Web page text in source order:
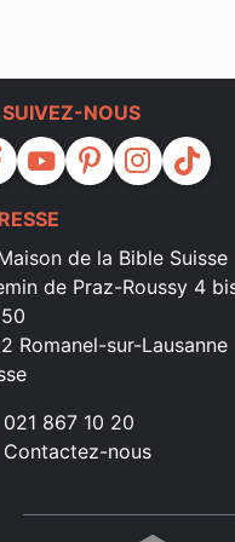
SUIVEZ-NOUS
youtube pinterest instagram tiktok
de la Bible Suisse
de Praz-Roussy 4
Romanel-sur-Lausanne
021 867 10 20
Contactez-nous